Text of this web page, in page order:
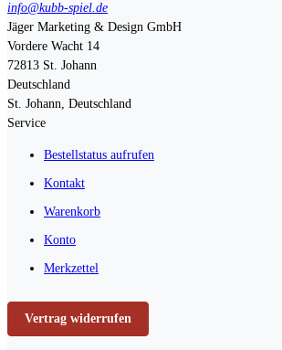
info@kubb-spiel.de
Jäger Marketing & Design GmbH
Vordere Wacht 14
72813 St. Johann
Deutschland
St. Johann, Deutschland
Service
Bestellstatus aufrufen
Kontakt
Warenkorb
Konto
Merkzettel
Vertrag widerrufen